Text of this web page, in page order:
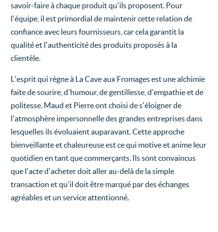
savoir-faire à chaque produit qu’ils proposent. Pour
l’équipe, il est primordial de maintenir cette relation de
confiance avec leurs fournisseurs, car cela garantit la
qualité et l’authenticité des produits proposés à la
clientèle.
L’esprit qui règne à La Cave aux Fromages est une alchimie
faite de sourire, d’humour, de gentillesse, d’empathie et de
politesse. Maud et Pierre ont choisi de s’éloigner de
l’atmosphère impersonnelle des grandes entreprises dans
lesquelles ils évoluaient auparavant. Cette approche
bienveillante et chaleureuse est ce qui motive et anime leur
quotidien en tant que commerçants. Ils sont convaincus
que l’acte d’acheter doit aller au-delà de la simple
transaction et qu’il doit être marqué par des échanges
agréables et un service attentionné.